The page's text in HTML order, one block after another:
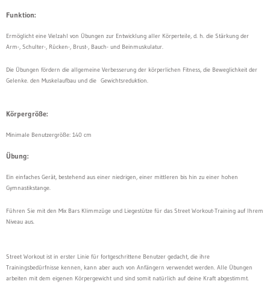
Funktion:
Ermöglicht eine Vielzahl von Übungen zur Entwicklung aller Körperteile, d. h. die Stärkung der
Arm-, Schulter-, Rücken-, Brust-, Bauch- und Beinmuskulatur.
Die Übungen fördern die allgemeine Verbesserung der körperlichen Fitness, die Beweglichkeit der
Gelenke. den Muskelaufbau und die Gewichtsreduktion.
Körpergröße:
Minimale Benutzergröße: 140 cm
Übung:
Ein einfaches Gerät, bestehend aus einer niedrigen, einer mittleren bis hin zu einer hohen
Gymnastikstange.
Führen Sie mit den Mix Bars Klimmzüge und Liegestütze für das Street Workout-Training auf Ihrem
Niveau aus.
Street Workout ist in erster Linie für fortgeschrittene Benutzer gedacht, die ihre
Trainingsbedürfnisse kennen, kann aber auch von Anfängern verwendet werden. Alle Übungen
arbeiten mit dem eigenen Körpergewicht und sind somit natürlich auf deine Kraft abgestimmt.